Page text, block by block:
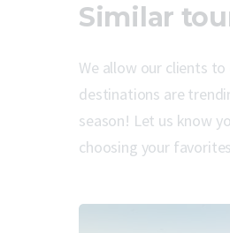
Similar
We allow our clients to
destinations are
season! Let us know
choosing your